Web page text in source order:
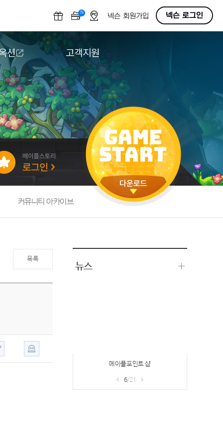
N OFF넥슨 회원가입 넥슨 로그인
션
션
고객지원
다운로드
도움말/1:1문의
버그악용/불법프로그램 신고
게임 접근성
커뮤니티 아카이브
목록
뉴스
메이플포인트 샵
6/21